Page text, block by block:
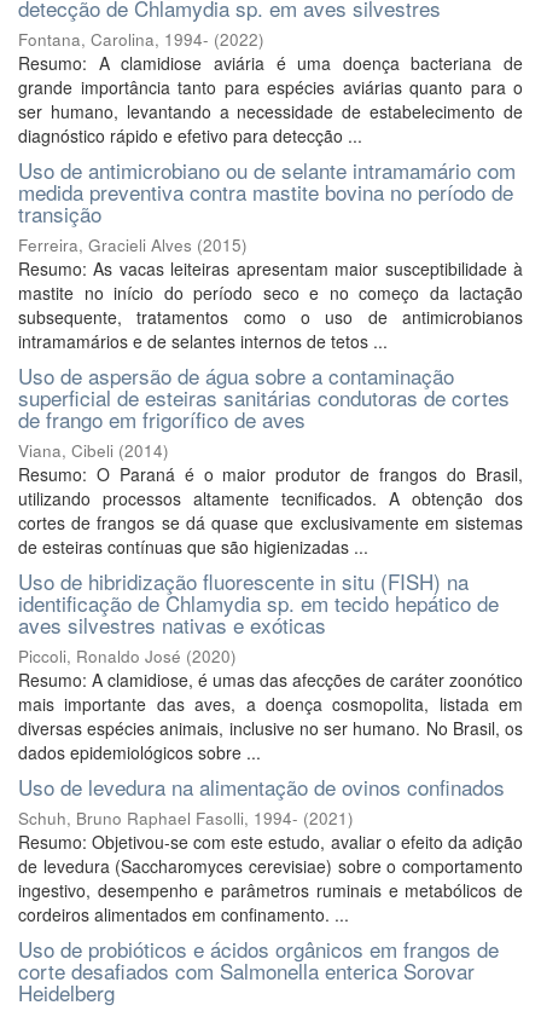
detecção de Chlamydia sp. em aves silvestres
Fontana, Carolina, 1994- (2022)
Resumo: A clamidiose aviária é uma doença bacteriana de
grande importância tanto para espécies aviárias quanto para o
ser humano, levantando a necessidade de estabelecimento de
diagnóstico rápido e efetivo para detecção ...
Uso de antimicrobiano ou de selante intramamário com
medida preventiva contra mastite bovina no período de
transição
Ferreira, Gracieli Alves (2015)
Resumo: As vacas leiteiras apresentam maior susceptibilidade à
mastite no início do período seco e no começo da lactação
subsequente, tratamentos como o uso de antimicrobianos
intramamários e de selantes internos de tetos ...
Uso de aspersão de água sobre a contaminação
superficial de esteiras sanitárias condutoras de cortes
de frango em frigorífico de aves
Viana, Cibeli (2014)
Resumo: O Paraná é o maior produtor de frangos do Brasil,
utilizando processos altamente tecnificados. A obtenção dos
cortes de frangos se dá quase que exclusivamente em sistemas
de esteiras contínuas que são higienizadas ...
Uso de hibridização fluorescente in situ (FISH) na
identificação de Chlamydia sp. em tecido hepático de
aves silvestres nativas e exóticas
Piccoli, Ronaldo José (2020)
Resumo: A clamidiose, é umas das afecções de caráter zoonótico
mais importante das aves, a doença cosmopolita, listada em
diversas espécies animais, inclusive no ser humano. No Brasil, os
dados epidemiológicos sobre ...
Uso de levedura na alimentação de ovinos confinados
Schuh, Bruno Raphael Fasolli, 1994- (2021)
Resumo: Objetivou-se com este estudo, avaliar o efeito da adição
de levedura (Saccharomyces cerevisiae) sobre o comportamento
ingestivo, desempenho e parâmetros ruminais e metabólicos de
cordeiros alimentados em confinamento. ...
Uso de probióticos e ácidos orgânicos em frangos de
corte desafiados com Salmonella enterica Sorovar
Heidelberg